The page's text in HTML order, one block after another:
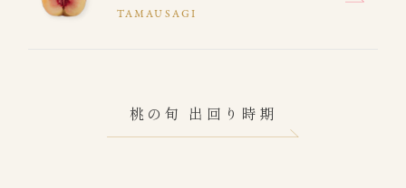
TAMAUSAGI
桃の旬 出回り時期